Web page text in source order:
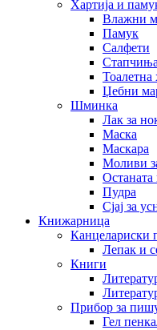
Хартија и
Влажни
Памук
Салфети
Тоалетна
Џебни
Шминка
Лак за
Маска
Маскара
Моливи
Пудра
Сјај за
Книжарница
Канцелариски
Лепак и
Книги
Прибор за
Гел